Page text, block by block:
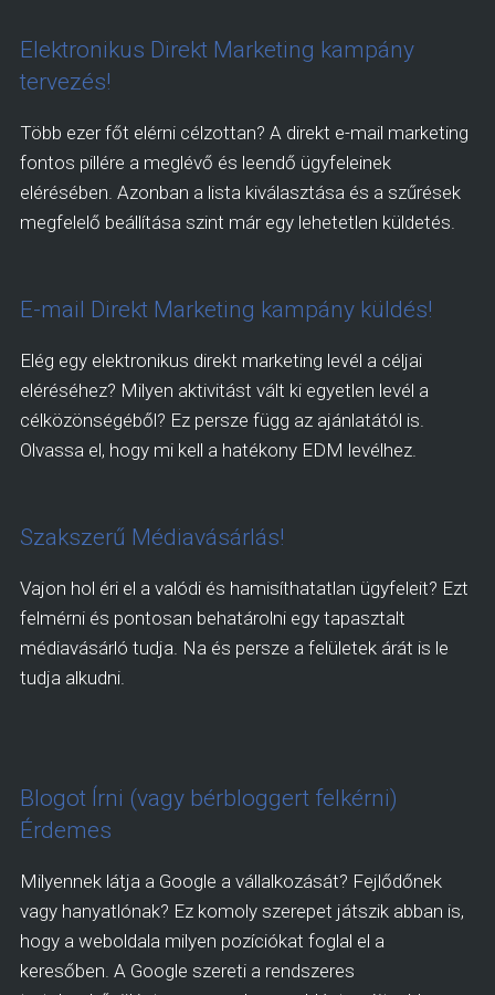
Elektronikus Direkt Marketing kampány
tervezés!
Több ezer főt elérni célzottan? A direkt e-mail marketing
fontos pillére a meglévő és leendő ügyfeleinek
elérésében. Azonban a lista kiválasztása és a szűrések
megfelelő beállítása szint már egy lehetetlen küldetés.
E-mail Direkt Marketing kampány küldés!
Elég egy elektronikus direkt marketing levél a céljai
eléréséhez? Milyen aktivitást vált ki egyetlen levél a
célközönségéből? Ez persze függ az ajánlatától is.
Olvassa el, hogy mi kell a hatékony EDM levélhez.
Szakszerű Médiavásárlás!
Vajon hol éri el a valódi és hamisíthatatlan ügyfeleit? Ezt
felmérni és pontosan behatárolni egy tapasztalt
médiavásárló tudja. Na és persze a felületek árát is le
tudja alkudni.
Blogot Írni (vagy bérbloggert felkérni)
Érdemes
Milyennek látja a Google a vállalkozását? Fejlődőnek
vagy hanyatlónak? Ez komoly szerepet játszik abban is,
hogy a weboldala milyen pozíciókat foglal el a
keresőben. A Google szereti a rendszeres